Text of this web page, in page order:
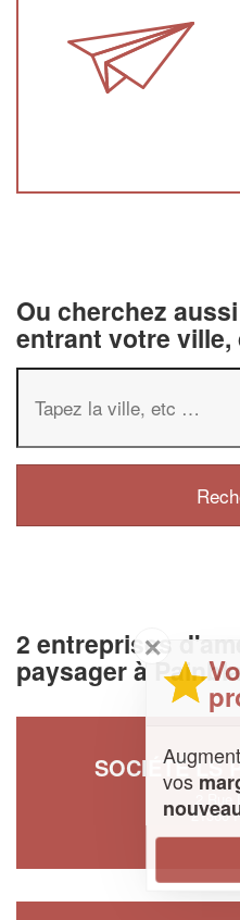
Ou cherchez
entrant votre
2 entreprises
paysager à
SOCIÉTÉ LS
2 Rue
21360
✕
vosmarges
nouveaux